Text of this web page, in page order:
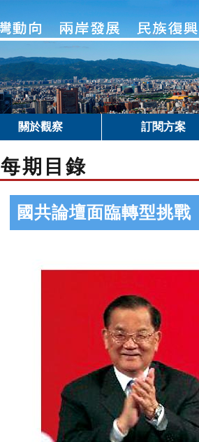
關於觀察 訂閱方案
每期目錄
國共論壇面臨轉型挑戰